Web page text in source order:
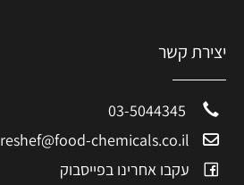
יצירת קשר
reshef@food-chemicals.co.il
עקבו אחרינו בפייסבוק